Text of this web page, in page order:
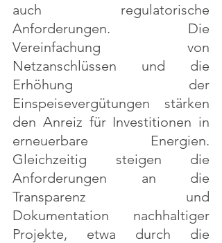
auch regulatorische
Anforderungen. Die
Vereinfachung von
Netzanschlüssen und die
Erhöhung der
Einspeisevergütungen stärken
den Anreiz für Investitionen in
erneuerbare Energien.
Gleichzeitig steigen die
Anforderungen an die
Transparenz und
Dokumentation nachhaltiger
Projekte, etwa durch die